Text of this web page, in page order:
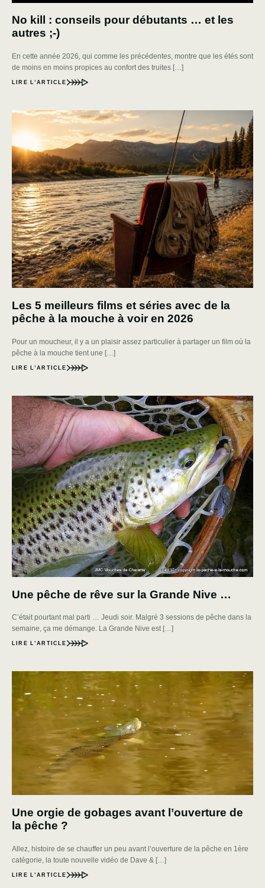
No kill : conseils pour débutants … et les
autres ;-)
En cette année 2026, qui comme les précédentes, montre que les étés sont
de moins en moins propices au confort des truites […]
LIRE L’ARTICLE
Les 5 meilleurs films et séries avec de la
pêche à la mouche à voir en 2026
Pour un moucheur, il y a un plaisir assez particulier à partager un film où la
pêche à la mouche tient une […]
LIRE L’ARTICLE
Une pêche de rêve sur la Grande Nive …
C’était pourtant mal parti … Jeudi soir. Malgré 3 sessions de pêche dans la
semaine, ça me démange. La Grande Nive est […]
LIRE L’ARTICLE
Une orgie de gobages avant l’ouverture de
la pêche ?
Allez, histoire de se chauffer un peu avant l’ouverture de la pêche en 1ère
catégorie, la toute nouvelle vidéo de Dave & […]
LIRE L’ARTICLE